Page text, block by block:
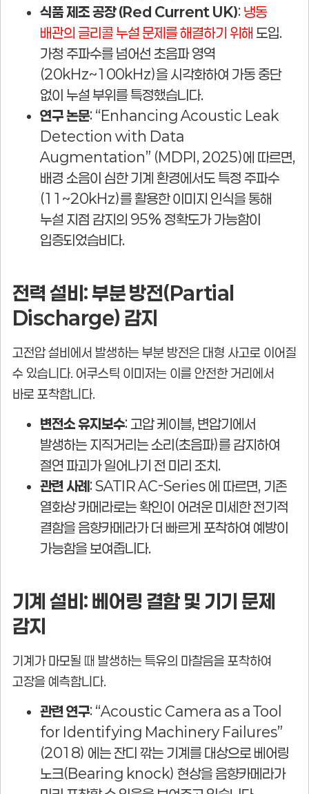
식품 제조 공장 (Red Current UK): 냉동
배관의 글리콜 누설 문제를 해결하기 위해 도입.
가청 주파수를 넘어선 초음파 영역
(20kHz~100kHz)을 시각화하여 가동 중단
없이 누설 부위를 특정했습니다.
연구 논문: “Enhancing Acoustic Leak
Detection with Data
Augmentation” (MDPI, 2025)에 따르면,
배경 소음이 심한 기계 환경에서도 특정 주파수
(11~20kHz)를 활용한 이미지 인식을 통해
누설 지점 감지의 95% 정확도가 가능함이
입증되었습비다.
전력 설비: 부분 방전(Partial
Discharge) 감지
고전압 설비에서 발생하는 부분 방전은 대형 사고로 이어질
수 있습니다. 어쿠스틱 이미저는 이를 안전한 거리에서
바로 포착합니다.
변전소 유지보수: 고압 케이블, 변압기에서
발생하는 지직거리는 소리(초음파)를 감지하여
절연 파괴가 일어나기 전 미리 조치.
관련 사례 : SATIR AC-Series 에 따르면, 기존
열화상 카메라로는 확인이 어려운 미세한 전기적
결함을 음향카메라가 더 빠르게 포착하여 예방이
가능함을 보여줍니다.
기계 설비: 베어링 결함 및 기기 문제
감지
기계가 마모될 때 발생하는 특유의 마찰음을 포착하여
고장을 예측합니다.
관련 연구: “Acoustic Camera as a Tool
for Identifying Machinery Failures”
(2018) 에는 잔디 깎는 기계를 대상으로 베어링
노크(Bearing knock) 현상을 음향카메라가